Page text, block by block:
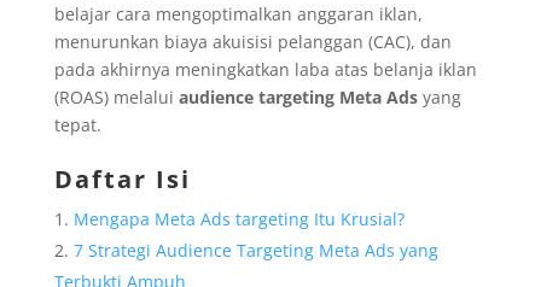
belajar cara mengoptimalkan anggaran iklan,
menurunkan biaya akuisisi pelanggan (CAC), dan
pada akhirnya meningkatkan laba atas belanja iklan
(ROAS) melalui audience targeting Meta Adsyang
tepat.
Daftar Isi
Mengapa Meta Ads targeting Itu Krusial?
7 Strategi Audience Targeting Meta Ads yang
Terbukti Ampuh